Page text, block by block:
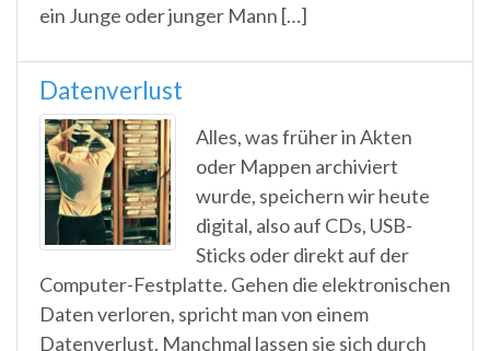
ein Junge oder junger Mann […]
Datenverlust
Alles, was früher in Akten
oder Mappen archiviert
wurde, speichern wir heute
digital, also auf CDs, USB-
Sticks oder direkt auf der
Computer-Festplatte. Gehen die elektronischen
Daten verloren, spricht man von einem
Datenverlust. Manchmal lassen sie sich durch